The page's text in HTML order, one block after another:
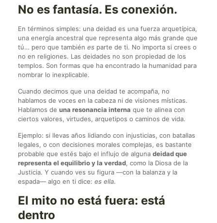
No es fantasía. Es conexión.
En términos simples: una deidad es una fuerza arquetípica,
una energía ancestral que representa algo más grande que
tú… pero que también es parte de ti. No importa si crees o
no en religiones. Las deidades no son propiedad de los
templos. Son formas que ha encontrado la humanidad para
nombrar lo inexplicable.
Cuando decimos que una deidad te acompaña, no
hablamos de voces en la cabeza ni de visiones místicas.
Hablamos de una resonancia interna que te alinea con
ciertos valores, virtudes, arquetipos o caminos de vida.
Ejemplo: si llevas años lidiando con injusticias, con batallas
legales, o con decisiones morales complejas, es bastante
probable que estés bajo el influjo de alguna deidad que
representa el equilibrio y la verdad, como la Diosa de la
Justicia. Y cuando ves su figura —con la balanza y la
espada— algo en ti dice: es ella.
El mito no está fuera: está
dentro